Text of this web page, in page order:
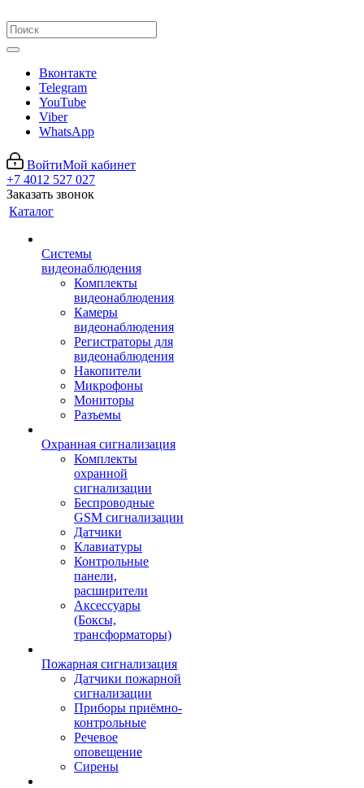
Вконтакте
Telegram
YouTube
Viber
WhatsApp
ВойтиМой кабинет
+7 4012 527 027
Заказать звонок
Каталог
Системы
видеонаблюдения
Комплекты
видеонаблюдения
Камеры
видеонаблюдения
Регистраторы для
видеонаблюдения
Накопители
Микрофоны
Мониторы
Разъемы
Охранная сигнализация
Комплекты
охранной
сигнализации
Беспроводные
GSM сигнализации
Датчики
Клавиатуры
Контрольные
панели,
расширители
Аксессуары
(Боксы,
трансформаторы)
Пожарная сигнализация
Датчики пожарной
сигнализации
Приборы приёмно-
контрольные
Речевое
оповещение
Сирены